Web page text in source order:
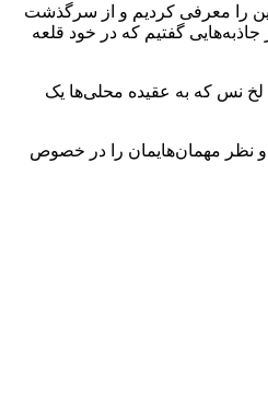
را معرفی کردیم و از سرگذشت
گفتیم که در خود قلعه
لخ نس که به عقیده محلی‌ها یک
و نظر مهمان‌هایمان را در خصوص